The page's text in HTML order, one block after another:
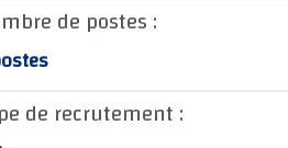
Nombre de postes :
3 postes
Type de recrutement :